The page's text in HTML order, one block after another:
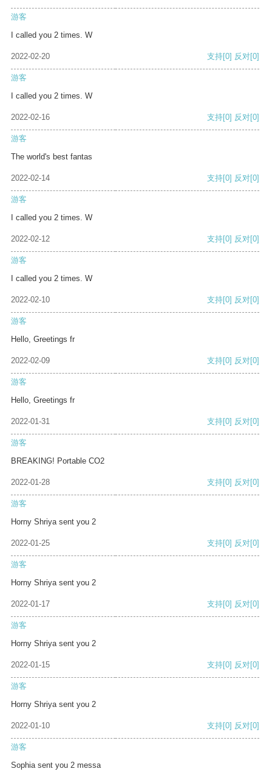
游客
I called you 2 times. W
2022-02-20 支持[0] 反对[0]
游客
I called you 2 times. W
2022-02-16 支持[0] 反对[0]
游客
The world's best fantas
2022-02-14 支持[0] 反对[0]
游客
I called you 2 times. W
2022-02-12 支持[0] 反对[0]
游客
I called you 2 times. W
2022-02-10 支持[0] 反对[0]
游客
Hello, Greetings fr
2022-02-09 支持[0] 反对[0]
游客
Hello, Greetings fr
2022-01-31 支持[0] 反对[0]
游客
BREAKING! Portable CO2
2022-01-28 支持[0] 反对[0]
游客
Horny Shriya sent you 2
2022-01-25 支持[0] 反对[0]
游客
Horny Shriya sent you 2
2022-01-17 支持[0] 反对[0]
游客
Horny Shriya sent you 2
2022-01-15 支持[0] 反对[0]
游客
Horny Shriya sent you 2
2022-01-10 支持[0] 反对[0]
游客
Sophia sent you 2 messa